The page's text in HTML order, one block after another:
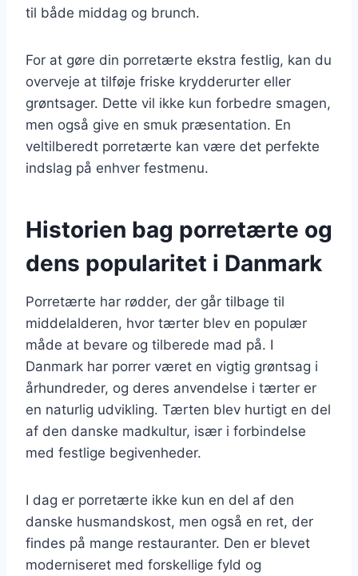
til både middag og brunch.
For at gøre din porretærte ekstra festlig, kan du
overveje at tilføje friske krydderurter eller
grøntsager. Dette vil ikke kun forbedre smagen,
men også give en smuk præsentation. En
veltilberedt porretærte kan være det perfekte
indslag på enhver festmenu.
Historien bag porretærte og
dens popularitet i Danmark
Porretærte har rødder, der går tilbage til
middelalderen, hvor tærter blev en populær
måde at bevare og tilberede mad på. I
Danmark har porrer været en vigtig grøntsag i
århundreder, og deres anvendelse i tærter er
en naturlig udvikling. Tærten blev hurtigt en del
af den danske madkultur, især i forbindelse
med festlige begivenheder.
I dag er porretærte ikke kun en del af den
danske husmandskost, men også en ret, der
findes på mange restauranter. Den er blevet
moderniseret med forskellige fyld og